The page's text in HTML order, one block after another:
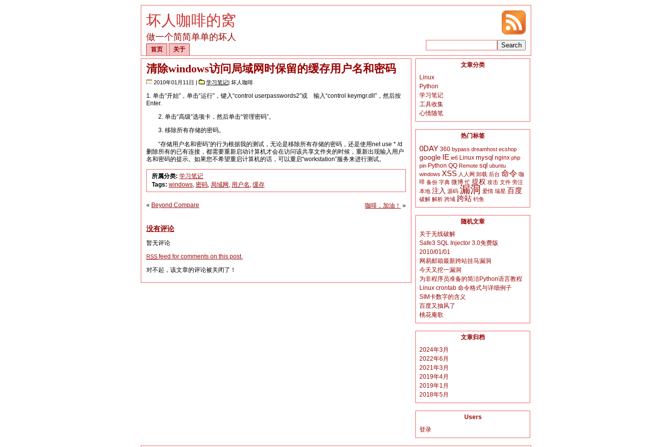
坏人咖啡的窝
做一个简简单单的坏人
首页 关于
清除windows访问局域网时保留的缓存用户名和密码
2010年01月11日 | 学习笔记| 坏人咖啡
1. 单击“开始”，单击“运行”，键入“control userpasswords2”或 输入“control keymgr.dll”，然后按
Enter.
2. 单击“高级”选项卡，然后单击“管理密码”。
3. 移除所有存储的密码。
“存储用户名和密码”的行为根据我的测试，无论是移除所有存储的密码，还是使用net use * /d
删除所有的已有连接，都需要重新启动计算机才会在访问该共享文件夹的时候，重新出现输入用户
名和密码的提示。如果您不希望重启计算机的话，可以重启“workstation”服务来进行测试。
所属分类: 学习笔记
Tags: windows 密码 局域网 用户名 缓存
« Beyond Compare 咖啡，加油！ »
没有评论
暂无评论
RSS feed for comments on this post.
对不起，该文章的评论被关闭了！
文章分类
Linux
Python
学习笔记
工具收集
心情随笔
热门标签
0DAY 360 bypass dreamhost ecshop
google IE ie6 Linux mysql nginx php
pin Python QQ Remote sql ubuntu
windows XSS 人人网 卸载 后台 命令 咖
啡 备份 字典 微博 忙 提权 攻击 文件 旁注
本地 注入 源码 漏洞 爱情 瑞星 百度
破解 解析 跨域 跨站 钓鱼
随机文章
关于无线破解
Safe3 SQL Injector 3.0免费版
2010/01/01
网易邮箱最新跨站挂马漏洞
今天又挖一漏洞
为非程序员准备的简洁Python语言教程
Linux crontab 命令格式与详细例子
SIM卡数字的含义
百度又抽风了
桃花庵歌
文章归档
2024年3月
2022年6月
2021年3月
2019年4月
2019年1月
2018年5月
Users
登录